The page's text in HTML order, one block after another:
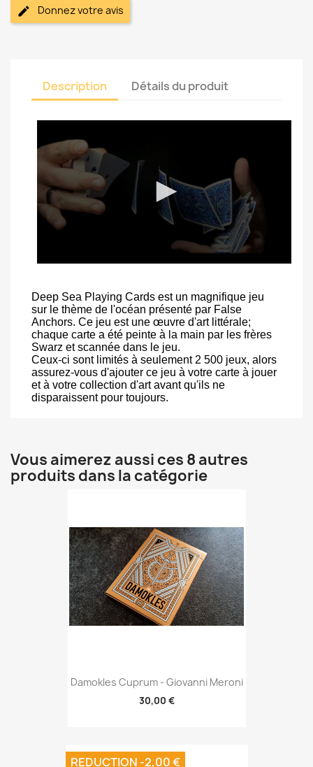
Donnez votre avis
Description Détails du produit
Deep Sea Playing Cards est un magnifique jeu
sur le thème de l'océan présenté par False
Anchors. Ce jeu est une œuvre d'art littérale;
chaque carte a été peinte à la main par les frères
Swarz et scannée dans le jeu.
Ceux-ci sont limités à seulement 2 500 jeux, alors
assurez-vous d'ajouter ce jeu à votre carte à jouer
et à votre collection d'art avant qu'ils ne
disparaissent pour toujours.
Vous aimerez aussi ces 8 autres
produits dans la catégorie
Damokles Cuprum - Giovanni Meroni
30,00 €
REDUCTION -2,00 €